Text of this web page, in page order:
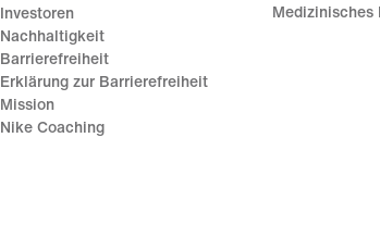
Investoren
Nachhaltigkeit
Barrierefreiheit
Erklärung zur Barrierefreiheit
Mission
Nike Coaching
Medizinisches